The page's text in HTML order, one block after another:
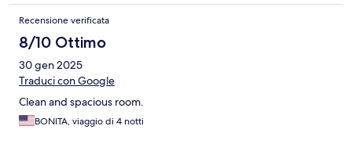
Recensione verificata
8/10 Ottimo
30 gen 2025
Traduci con Google
Clean and spacious room.
BONITA, viaggio di 4 notti